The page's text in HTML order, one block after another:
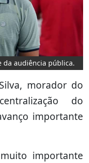
da audiência pública.
morador do
do
importante
importante